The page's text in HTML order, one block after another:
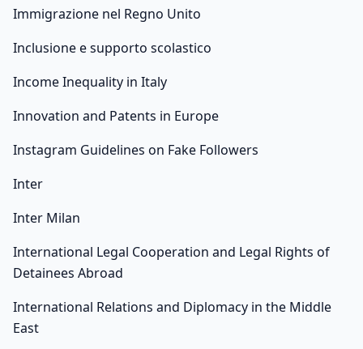
Immigrazione nel Regno Unito
Inclusione e supporto scolastico
Income Inequality in Italy
Innovation and Patents in Europe
Instagram Guidelines on Fake Followers
Inter
Inter Milan
International Legal Cooperation and Legal Rights of
Detainees Abroad
International Relations and Diplomacy in the Middle
East